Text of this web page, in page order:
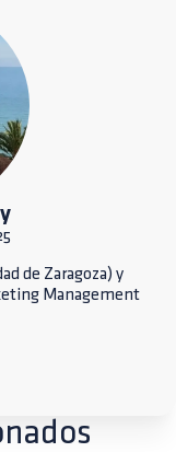
de Zaragoza) y
Management